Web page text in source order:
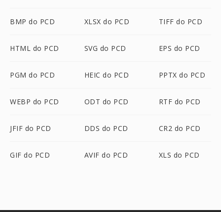
BMP do PCD XLSX do PCD TIFF do PCD
HTML do PCD SVG do PCD EPS do PCD
PGM do PCD HEIC do PCD PPTX do PCD
WEBP do PCD ODT do PCD RTF do PCD
JFIF do PCD DDS do PCD CR2 do PCD
GIF do PCD AVIF do PCD XLS do PCD